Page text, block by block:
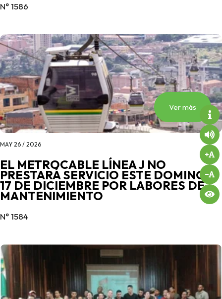
N° 1586
Ver más
MAY 26 / 2026
EL METROCABLE LÍNEA J NO
PRESTARÁ SERVICIO ESTE DOMINGO
17 DE DICIEMBRE POR LABORES DE
MANTENIMIENTO
N° 1584